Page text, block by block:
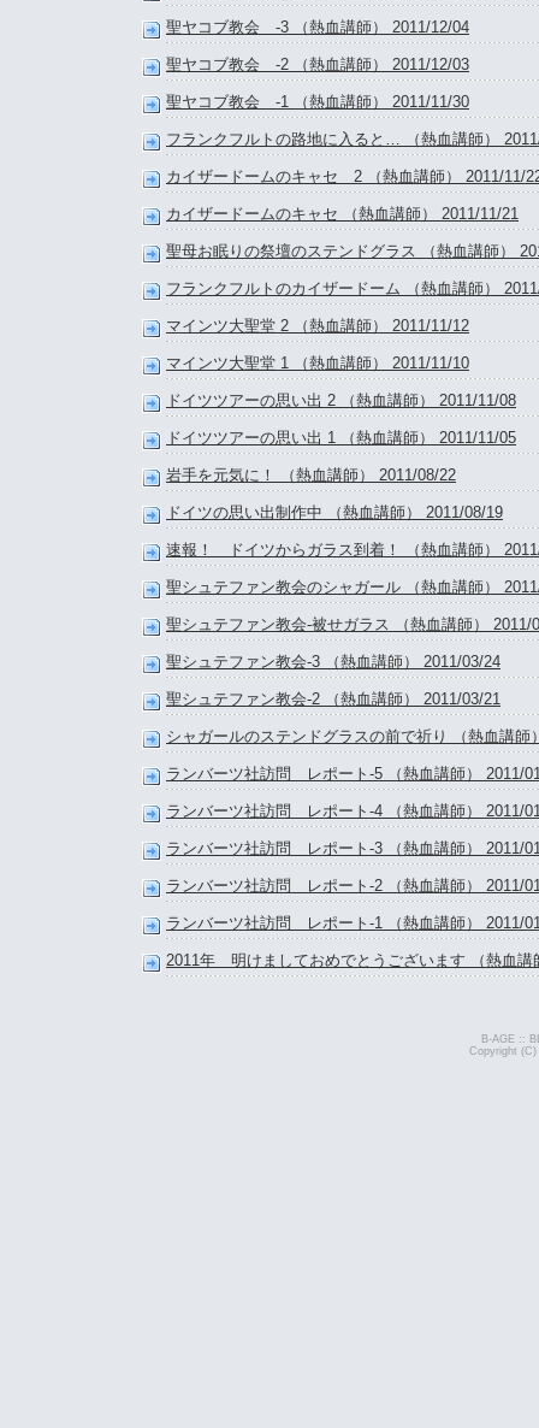
聖ヤコブ教会 -3 （熱血講師） 2011/12/04
聖ヤコブ教会 -2 （熱血講師） 2011/12/03
聖ヤコブ教会 -1 （熱血講師） 2011/11/30
フランクフルトの路地に入ると… （熱血講師）
カイザードームのキャセ 2 （熱血講師） 2011/11/
カイザードームのキャセ （熱血講師） 2011/11/21
聖母お眠りの祭壇のステンドグラス （熱血講師）
フランクフルトのカイザードーム （熱血講師）
マインツ大聖堂 2 （熱血講師） 2011/11/12
マインツ大聖堂 1 （熱血講師） 2011/11/10
ドイツツアーの思い出 2 （熱血講師） 2011/11/08
ドイツツアーの思い出 1 （熱血講師） 2011/11/05
岩手を元気に！ （熱血講師） 2011/08/22
ドイツの思い出制作中 （熱血講師） 2011/08/19
速報！ ドイツからガラス到着！ （熱血講師）
聖シュテファン教会のシャガール （熱血講師）
聖シュテファン教会-被せガラス （熱血講師） 2011/
聖シュテファン教会-3 （熱血講師） 2011/03/24
聖シュテファン教会-2 （熱血講師） 2011/03/21
シャガールのステンドグラスの前で祈り （熱血講師
ランバーツ社訪問 レポート-5 （熱血講師） 2011/
ランバーツ社訪問 レポート-4 （熱血講師） 2011/
ランバーツ社訪問 レポート-3 （熱血講師） 2011/
ランバーツ社訪問 レポート-2 （熱血講師） 2011/
ランバーツ社訪問 レポート-1 （熱血講師） 2011/
2011年 明けましておめでとうございます （熱血講
B-AGE ::
Copyright